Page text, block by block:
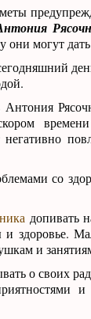
они могут
негативно
со
допивать
и здоровье.
и
о своих